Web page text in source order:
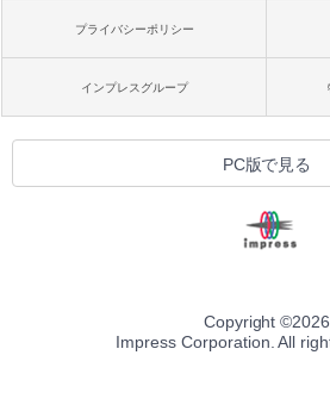
プライバシーポリシー
インプレスグループ
PC版で見る
Copyright ©2026
Impress Corporation. All